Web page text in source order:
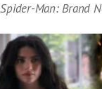
Man: Brand